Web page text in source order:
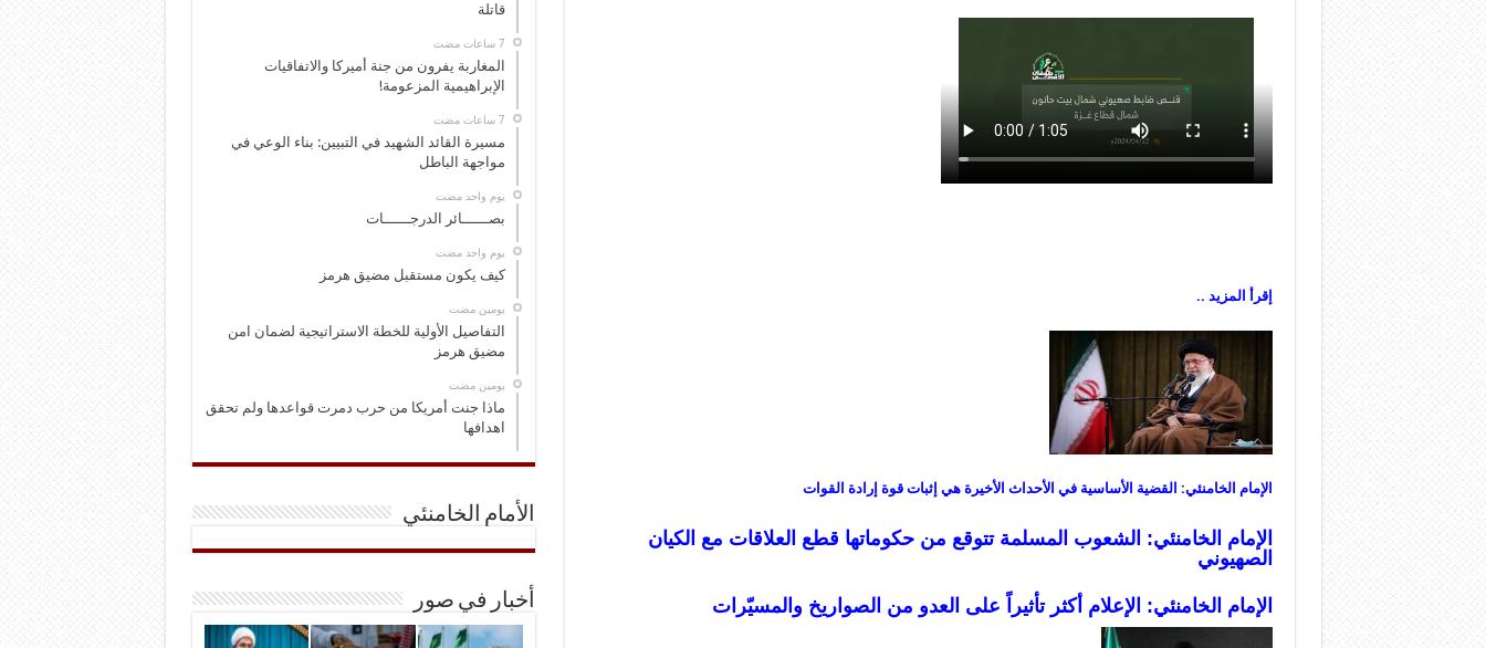
إقرأ المزيد ..
الإمام الخامنئي: القضية الأساسية في الأحداث الأخيرة هي إثبات قوة إرادة القوات
الإمام الخامنئي: الشعوب المسلمة تتوقع من حكوماتها قطع العلاقات مع الكيان
الصهيوني
الإمام الخامنئي: الإعلام أكثر تأثيراً على العدو من الصواريخ والمسيّرات
قاتلة
المغاربة يفرون من جنة أميركا والاتفاقيات
الإبراهيمية المزعومة!
مسيرة القائد الشهيد في التبيين: بناء الوعي في
مواجهة الباطل
‏يوم واحد مضت
بصــــــائر الدرجــــــات
‏يوم واحد مضت
كيف يكون مستقبل مضيق هرمز
‏يومين مضت
التفاصيل الأولية للخطة الاستراتيجية لضمان امن
مضيق هرمز
‏يومين مضت
ماذا جنت أمريكا من حرب دمرت قواعدها ولم تحقق
اهدافها
الأمام الخامنئي
أخبار في صور